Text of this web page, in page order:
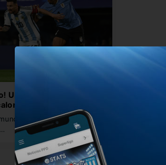
Uruguay dio el golpe y
estuvo lejos de su mejor